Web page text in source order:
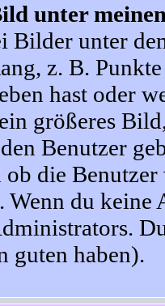
unter
Bilder unter
z. B.
hast oder
größeres
Benutzer
die
du keine
guten haben).